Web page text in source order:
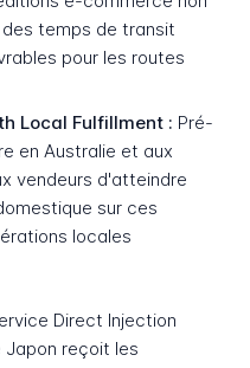
temps de transit
pour les routes
Local Fulfillment : Pré-
en Australie et aux
vendeurs d'atteindre
sur ces
locales
Direct Injection
Japon reçoit les